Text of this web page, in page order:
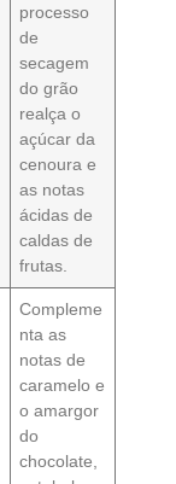
processo
de
secagem
do grão
realça o
açúcar da
cenoura e
as notas
ácidas de
caldas de
frutas.
Compleme
nta as
notas de
caramelo e
o amargor
do
chocolate,